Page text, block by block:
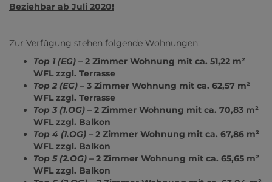
Beziehbar ab Juli 2020!
Zur Verfügung stehen folgende Wohnungen:
Top 1 (EG) – 2 Zimmer Wohnung mit ca. 51,22 m²
WFL zzgl. Terrasse
Top 2 (EG) – 3 Zimmer Wohnung mit ca. 62,57 m²
WFL zzgl. Terrasse
Top 3 (1.OG) – 2 Zimmer Wohnung mit ca. 70,83 m²
WFL zzgl. Balkon
Top 4 (1.OG) – 2 Zimmer Wohnung mit ca. 67,86 m²
WFL zzgl. Balkon
Top 5 (2.OG) – 2 Zimmer Wohnung mit ca. 65,65 m²
WFL zzgl. Balkon